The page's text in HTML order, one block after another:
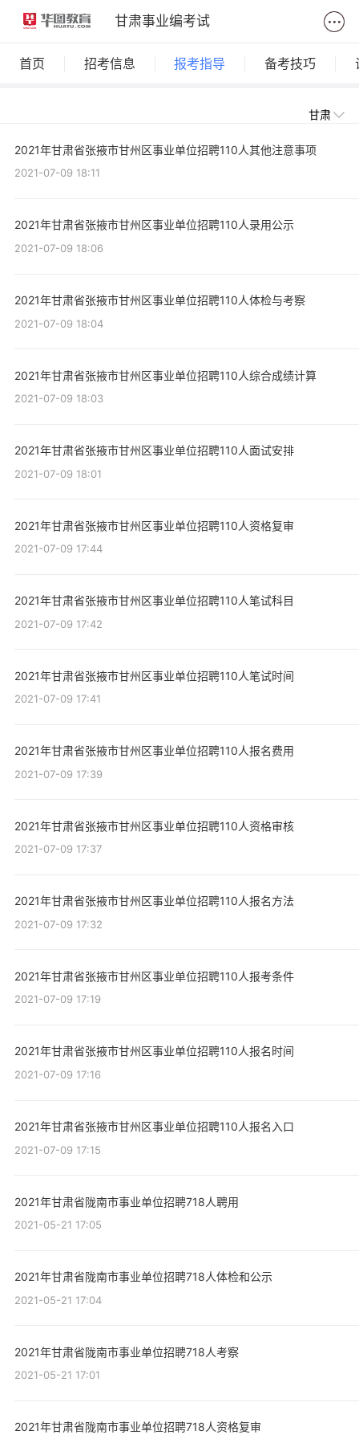
甘肃事业编考试
首页 招考信息 报考指导 备考技巧
甘肃
2021年甘肃省张掖市甘州区事业单位招聘110人其他注意事项
2021-07-09 18:11
2021年甘肃省张掖市甘州区事业单位招聘110人录用公示
2021-07-09 18:06
2021年甘肃省张掖市甘州区事业单位招聘110人体检与考察
2021-07-09 18:04
2021年甘肃省张掖市甘州区事业单位招聘110人综合成绩计算
2021-07-09 18:03
2021年甘肃省张掖市甘州区事业单位招聘110人面试安排
2021-07-09 18:01
2021年甘肃省张掖市甘州区事业单位招聘110人资格复审
2021-07-09 17:44
2021年甘肃省张掖市甘州区事业单位招聘110人笔试科目
2021-07-09 17:42
2021年甘肃省张掖市甘州区事业单位招聘110人笔试时间
2021-07-09 17:41
2021年甘肃省张掖市甘州区事业单位招聘110人报名费用
2021-07-09 17:39
2021年甘肃省张掖市甘州区事业单位招聘110人资格审核
2021-07-09 17:37
2021年甘肃省张掖市甘州区事业单位招聘110人报名方法
2021-07-09 17:32
2021年甘肃省张掖市甘州区事业单位招聘110人报考条件
2021-07-09 17:19
2021年甘肃省张掖市甘州区事业单位招聘110人报名时间
2021-07-09 17:16
2021年甘肃省张掖市甘州区事业单位招聘110人报名入口
2021-07-09 17:15
2021年甘肃省陇南市事业单位招聘718人聘用
2021-05-21 17:05
2021年甘肃省陇南市事业单位招聘718人体检和公示
2021-05-21 17:04
2021年甘肃省陇南市事业单位招聘718人考察
2021-05-21 17:01
2021年甘肃省陇南市事业单位招聘718人资格复审